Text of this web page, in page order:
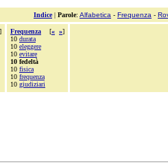
Indice| Parole: Alfabetica - Frequenza -
]
Frequenza [« »]
10 durata
10 eleggere
10 evitare
10 fedeltà
10 fisica
10 frequenza
10 giudiziari